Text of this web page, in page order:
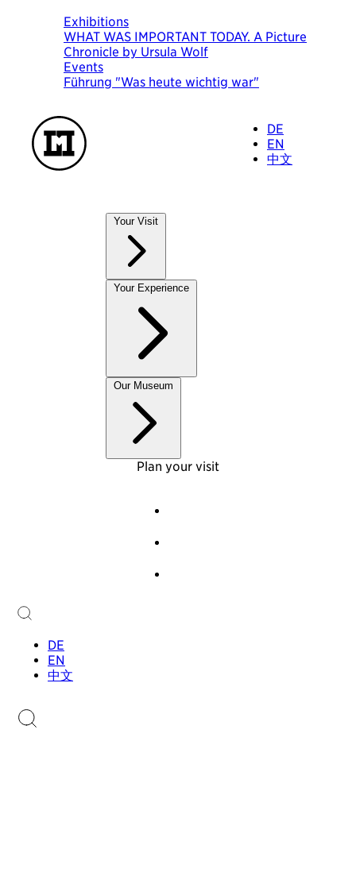
Exhibitions
WHAT WAS IMPORTANT TODAY. A Picture
Chronicle by Ursula Wolf
Events
Führung "Was heute wichtig war"
Exhibitions
The Economy of Liechtenstein
Events
Bäuerliches WohnMuseum
DE
EN
中文
Your Visit
Our Museums
NationalMuseum
TreasureChamber
PostalMuseum
FarmhouseMuseum
To enjoy and take away
MuseumShop
OnlineShop
CastleCafé
Your Experience
Exhibitions
Current Exhibitions
Future Exhibitions
Past Exhibitions
Virtual Tour
Events
Audioguide
Our Museum
About Us
Team
Newsletter
Plan your visit
DE
EN
中文